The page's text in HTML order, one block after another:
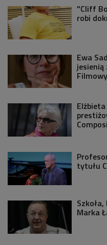
"Cliff
robi
Ewa
Filmowy
tytułu
Marka